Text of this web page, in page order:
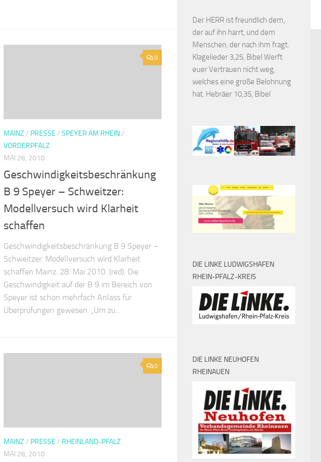
0
MAINZ / PRESSE / SPEYER AM RHEIN/
VORDERPFALZ
MAI 28, 2010
Geschwindigkeitsbeschränkung
B 9 Speyer – Schweitzer:
Modellversuch wird Klarheit
schaffen
Geschwindigkeitsbeschränkung B 9 Speyer –
Schweitzer: Modellversuch wird Klarheit
schaffen Mainz. 28. Mai 2010. (red). Die
Geschwindigkeit auf der B 9 im Bereich von
Speyer ist schon mehrfach Anlass für
Überprüfungen gewesen. „Um zu...
0
MAINZ / PRESSE / RHEINLAND-PFALZ
MAI 28, 2010
Der HERR ist freundlich dem,
der auf ihn harrt, und dem
Menschen, der nach ihm fragt.
Klagelieder 3,25, Bibel Werft
euer Vertrauen nicht weg,
welches eine große Belohnung
hat. Hebräer 10,35, Bibel
DIE LINKE LUDWIGSHAFEN
RHEIN-PFALZ-KREIS
DIE LINKE NEUHOFEN
RHEINAUEN